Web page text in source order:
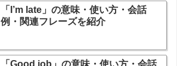
「I’m late」の意味・使い方・会話
例・関連フレーズを紹介
「Good job」の意味・使い方・会話